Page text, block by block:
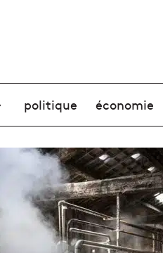
élément de menu
politique économie